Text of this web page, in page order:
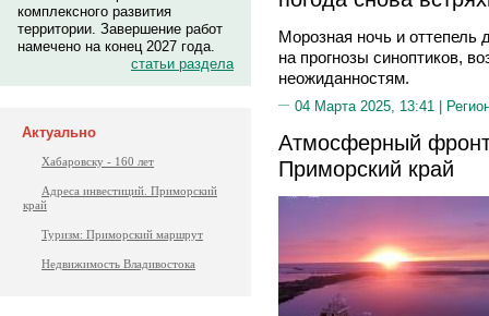
комплексного развития
территории. Завершение работ
намечено на конец 2027 года.
статьи раздела
Актуально
Хабаровску - 160 лет
Адреса инвестиций. Приморский
край
Туризм: Приморский маршрут
Недвижимость Владивостока
Морозная ночь и
на прогнозы синоптиков,
неожиданностям.
04 Марта 2025, 13:41 |
Атмосферный
Приморский край